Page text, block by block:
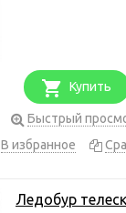
Купить
Быстрый
В избранное
Ледобур